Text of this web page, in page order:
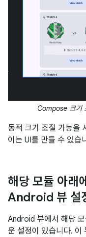
Compose 크기
동적 크기 조절 기능을
이는 UI를 만들 수 있습
해당 모듈 아래
Android 뷰 설
Android 뷰에서 해당
운 설정이 있습니다. 이